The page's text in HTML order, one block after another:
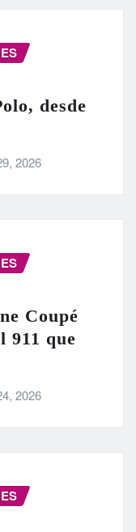
desde
2026
Coupé
911 que
2026